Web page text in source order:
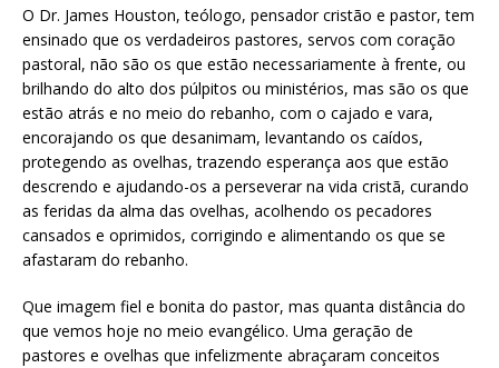
O Dr. James Houston, teólogo, pensador cristão e pastor, tem
ensinado que os verdadeiros pastores, servos com coração
pastoral, não são os que estão necessariamente à frente, ou
brilhando do alto dos púlpitos ou ministérios, mas são os que
estão atrás e no meio do rebanho, com o cajado e vara,
encorajando os que desanimam, levantando os caídos,
protegendo as ovelhas, trazendo esperança aos que estão
descrendo e ajudando-os a perseverar na vida cristã, curando
as feridas da alma das ovelhas, acolhendo os pecadores
cansados e oprimidos, corrigindo e alimentando os que se
afastaram do rebanho.
Que imagem fiel e bonita do pastor, mas quanta distância do
que vemos hoje no meio evangélico. Uma geração de
pastores e ovelhas que infelizmente abraçaram conceitos